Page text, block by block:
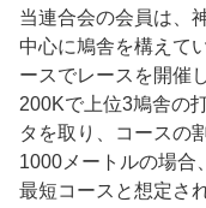
当連合会の会員は、
中心に鳩舎を構えて
ースでレースを開催
200Kで上位3鳩舎の
タを取り、コースの
1000メートルの場合
最短コースと想定さ